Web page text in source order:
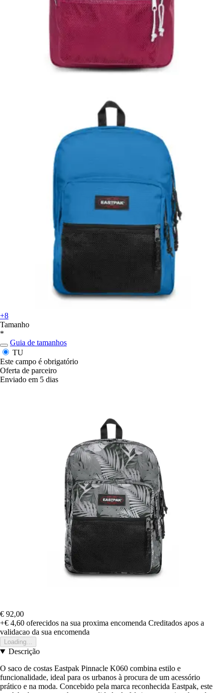
+8
Tamanho
*
Guia de tamanhos
TU
Este campo é obrigatório
Oferta de parceiro
Enviado em 5 dias
€ 92,00
+€ 4,60 oferecidos na sua proxima encomenda Creditados apos a
validacao da sua encomenda
Loading...
Descrição
O saco de costas Eastpak Pinnacle K060 combina estilo e
funcionalidade, ideal para os urbanos à procura de um acessório
prático e na moda. Concebido pela marca reconhecida Eastpak, este